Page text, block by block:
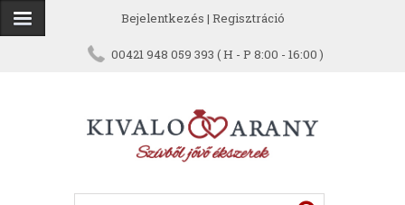
Bejelentkezés | Regisztráció
00421 948 059 393 ( H - P 8:00 - 16:00 )